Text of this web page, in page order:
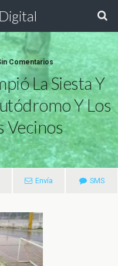
Comentarios
La Siesta Y
Y Los
Vecinos
Envía SMS